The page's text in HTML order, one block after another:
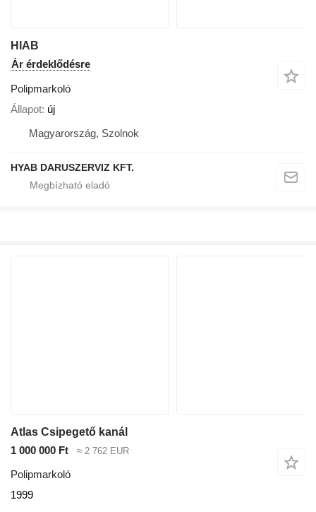
HIAB
Ár érdeklődésre
Polipmarkoló
Állapot új
Magyarország, Szolnok
HYAB DARUSZERVIZ KFT.
Atlas Csipegető kanál
1 000 000 Ft
≈ 2 762 EUR
Polipmarkoló
1999